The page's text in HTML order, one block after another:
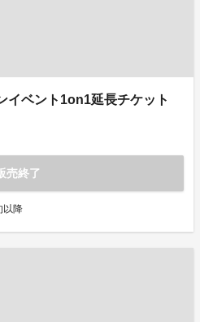
イベント1on1延長チケット
売終了
以降